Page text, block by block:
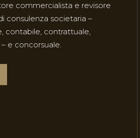
commercialista e revisore
consulenza societaria –
contabile, contrattuale,
e concorsuale.